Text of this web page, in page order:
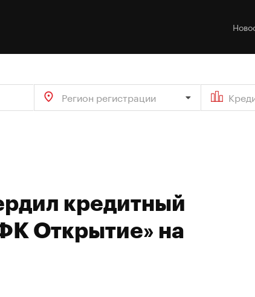
Регион регистрации
кредитный
Открытие» на